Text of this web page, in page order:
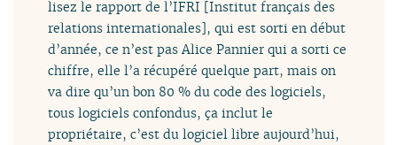
lisez le rapport de l’IFRI [Institut français des
relations internationales], qui est sorti en début
d’année, ce n’est pas Alice Pannier qui a sorti ce
chiffre, elle l’a récupéré quelque part, mais on
va dire qu’un bon 80 % du code des logiciels,
tous logiciels confondus, ça inclut le
propriétaire, c’est du logiciel libre aujourd’hui,